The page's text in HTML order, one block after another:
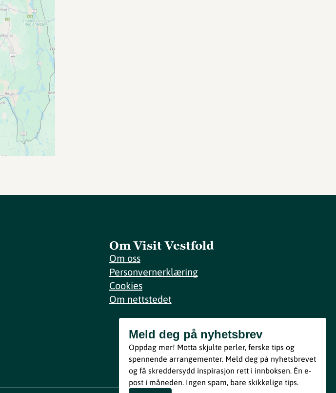
Om Visit Vestfold
Om oss
Personvernerklæring
Cookies
Om nettstedet
Meld deg på nyhetsbrev
Bli med
Ved å melde deg inn godtar du våre vilkår i henhold til vår
personvernerklæring.
Meld deg på nyhetsbrev
Oppdag mer! Motta skjulte perler, ferske tips og
spennende arrangementer. Meld deg på nyhetsbrevet
og få skreddersydd inspirasjon rett i innboksen. Én e-
post i måneden. Ingen spam, bare skikkelige tips.